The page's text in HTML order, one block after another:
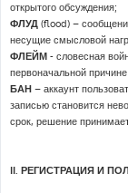
открытого обсуждения;
ФЛУД (flood) –
несущие смысловой
ФЛЕЙМ - словесная
первоначальной
БАН – аккаунт
записью становится
срок, решение
II. РЕГИСТРАЦИЯ И